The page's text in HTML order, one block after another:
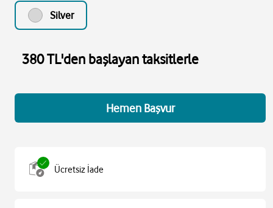
Silver
380 TL'den başlayan taksitlerle
Hemen Başvur
Ücretsiz İade